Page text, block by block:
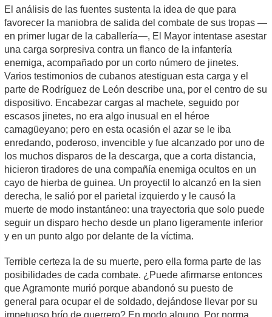
El análisis de las fuentes sustenta la idea de que para
favorecer la maniobra de salida del combate de sus tropas —
en primer lugar de la caballería—, El Mayor intentase asestar
una carga sorpresiva contra un flanco de la infantería
enemiga, acompañado por un corto número de jinetes.
Varios testimonios de cubanos atestiguan esta carga y el
parte de Rodríguez de León describe una, por el centro de su
dispositivo. Encabezar cargas al machete, seguido por
escasos jinetes, no era algo inusual en el héroe
camagüeyano; pero en esta ocasión el azar se le iba
enredando, poderoso, invencible y fue alcanzado por uno de
los muchos disparos de la descarga, que a corta distancia,
hicieron tiradores de una compañía enemiga ocultos en un
cayo de hierba de guinea. Un proyectil lo alcanzó en la sien
derecha, le salió por el parietal izquierdo y le causó la
muerte de modo instantáneo: una trayectoria que solo puede
seguir un disparo hecho desde un plano ligeramente inferior
y en un punto algo por delante de la víctima.
Terrible certeza la de su muerte, pero ella forma parte de las
posibilidades de cada combate. ¿Puede afirmarse entonces
que Agramonte murió porque abandonó su puesto de
general para ocupar el de soldado, dejándose llevar por su